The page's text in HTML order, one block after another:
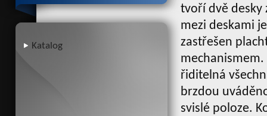
Katalog
tvoří dvě desky
mezi deskami
zastřešen
řiditelná
brzdou
svislé poloze.